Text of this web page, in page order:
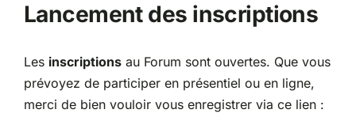
Lancement des inscriptions
Les inscriptionsau Forum sont ouvertes. Que vous
prévoyez de participer en présentiel ou en ligne,
merci de bien vouloir vous enregistrer via ce lien :